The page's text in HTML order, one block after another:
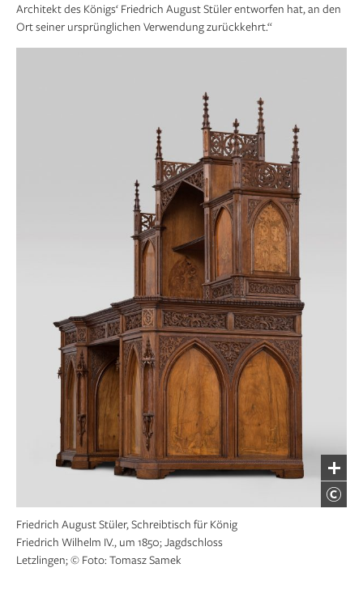
Architekt des Königs‘ Friedrich August Stüler entworfen hat, an den
Ort seiner ursprünglichen Verwendung zurückkehrt.“
Friedrich August Stüler, Schreibtisch für König
Friedrich Wilhelm IV., um 1850; Jagdschloss
Letzlingen; © Foto: Tomasz Samek